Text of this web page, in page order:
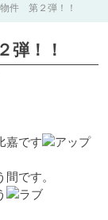
物件 第２弾！！
弾！！
嘉です
です。